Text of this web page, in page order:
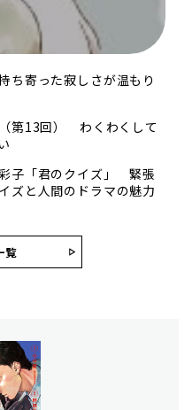
寄った寂しさが温もり
第13回） わくわくして
子「君のクイズ」 緊張
ズと人間のドラマの魅力
覧